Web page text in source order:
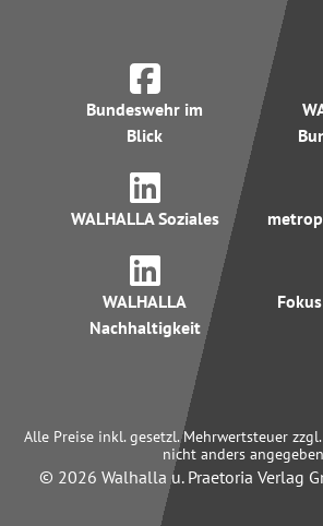
Bundeswehr im
Blick
WALHALLA Soziales
WALHALLA
Nachhaltigkeit
Alle Preise inkl. gesetzl. Mehrwertsteuer
nicht anders
© 2026 Walhalla u. Praetoria Verlag